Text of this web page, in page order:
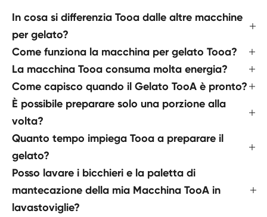
In cosa si differenzia Tooa dalle altre macchine
per gelato?
Come funziona la macchina per gelato Tooa?
La macchina Tooa consuma molta energia?
Come capisco quando il Gelato TooA è pronto?
È possibile preparare solo una porzione alla
volta?
Quanto tempo impiega Tooa a preparare il
gelato?
Posso lavare i bicchieri e la paletta di
mantecazione della mia Macchina TooA in
lavastoviglie?